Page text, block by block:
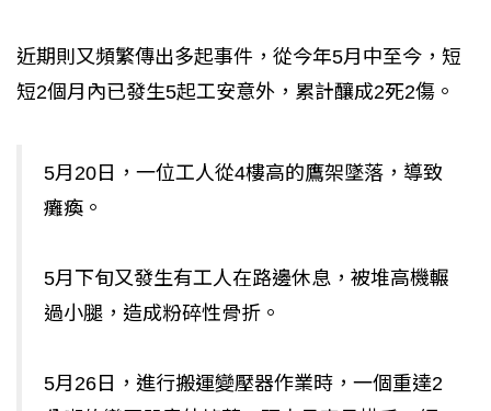
近期則又頻繁傳出多起事件，從今年5月中至今，短
短2個月內已發生5起工安意外，累計釀成2死2傷。
5月20日，一位工人從4樓高的鷹架墜落，導致
癱瘓。
5月下旬又發生有工人在路邊休息，被堆高機輾
過小腿，造成粉碎性骨折。
5月26日，進行搬運變壓器作業時，一個重達2